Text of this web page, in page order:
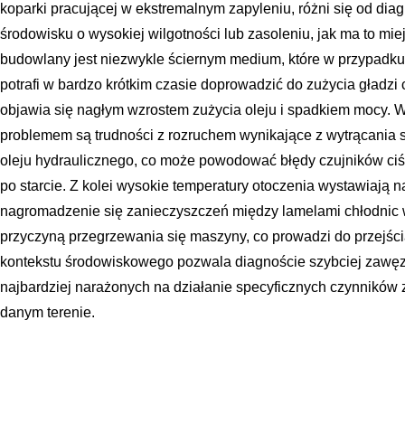
koparki pracującej w ekstremalnym zapyleniu, różni się od
środowisku o wysokiej wilgotności lub zasoleniu, jak ma to
budowlany jest niezwykle ściernym medium, które w
potrafi w bardzo krótkim czasie doprowadzić do zużycia
objawia się nagłym wzrostem zużycia oleju i spadkiem mocy.
problemem są trudności z rozruchem wynikające z
oleju hydraulicznego, co może powodować błędy czujników
po starcie. Z kolei wysokie temperatury otoczenia wystawiają
nagromadzenie się zanieczyszczeń między lamelami
przyczyną przegrzewania się maszyny, co prowadzi do
kontekstu środowiskowego pozwala diagnoście szybciej
najbardziej narażonych na działanie specyficznych
danym terenie.